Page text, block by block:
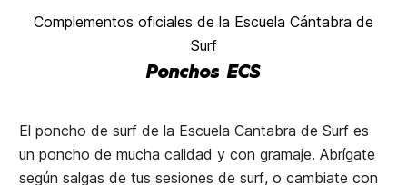
Complementos oficiales de la Escuela Cántabra de
Surf
Ponchos ECS
El poncho de surf de la Escuela Cantabra de Surf es
un poncho de mucha calidad y con gramaje. Abrígate
según salgas de tus sesiones de surf, o cambiate con